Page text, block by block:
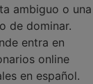
ambiguo o una
de dominar.
entra en
online
en español.